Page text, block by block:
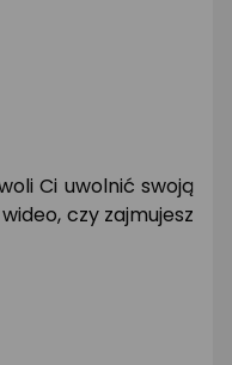
Ci uwolnić swoją
czy zajmujesz